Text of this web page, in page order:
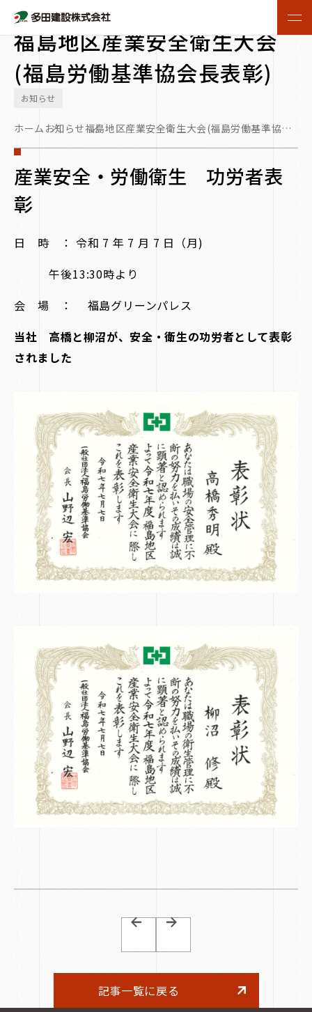
2025.07.07
福島地区産業安全衛生大会
(福島労働基準協会長表彰)
お知らせ
ホーム お知らせ福島地区産業安全衛生大会(福島労働基準協会
長表彰)
産業安全・労働衛生 功労者表
彰
日 時 ： 令和 7 年 7 月 7 日（月)
午後13:30時より
会 場 ： 福島グリーンパレス
当社 高橋と柳沼が、安全・衛生の功労者として表彰
されました
記事一覧に戻る